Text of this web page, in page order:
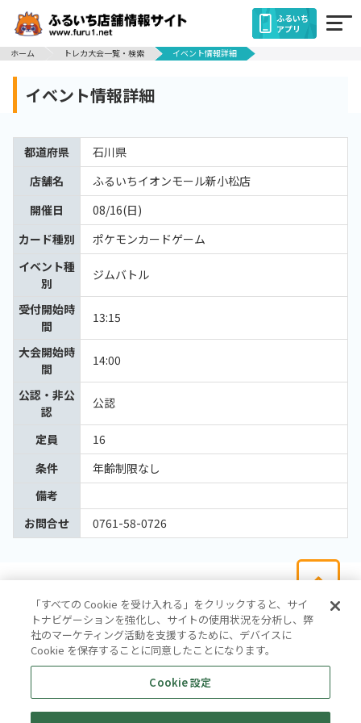
ふるいち
アプリ
ホーム
トレカ大会一覧・検索 イベント情報詳細
イベント情報詳細
都道府県
石川県
店舗名
ふるいちイオンモール新小松店
開催日
08/16(日)
カード種別
ポケモンカードゲーム
イベント種
別
ジムバトル
受付開始時
間
13:15
大会開始時
間
14:00
公認・非公
認
公認
定員
16
条件
年齢制限なし
備考
お問合せ
0761-58-0726
会社概要
サイトマップ
お問い合わせ
個人情報保護方針
株式会社テイツー
「すべての Cookie を受け入れる」をクリックすると、サイ
トナビゲーションを強化し、サイトの使用状況を分析し、弊
社のマーケティング活動を支援するために、デバイスに
Cookie を保存することに同意したことになります。
Cookie 設定